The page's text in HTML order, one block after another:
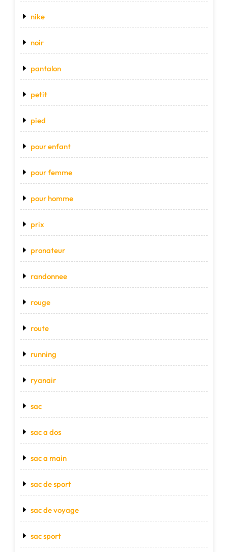
nike
noir
pantalon
petit
pied
pour enfant
pour femme
pour homme
prix
pronateur
randonnee
rouge
route
running
ryanair
sac
sac a dos
sac a main
sac de sport
sac de voyage
sac sport